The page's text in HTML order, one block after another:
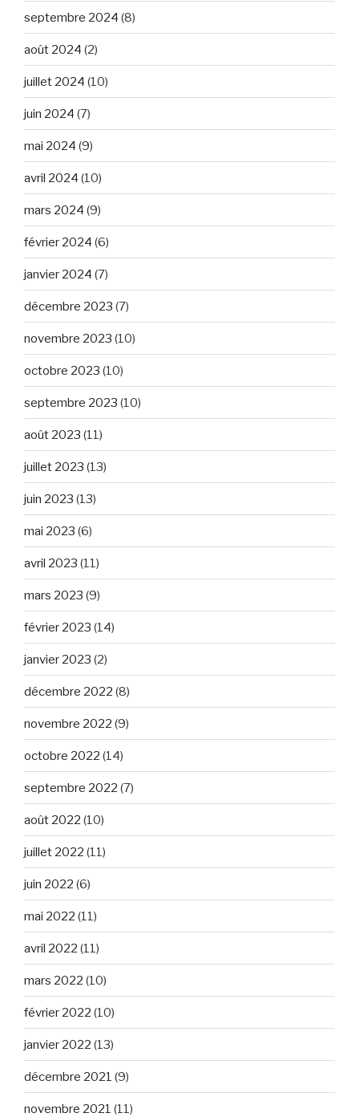
septembre 2024 (8)
août 2024 (2)
juillet 2024 (10)
juin 2024 (7)
mai 2024 (9)
avril 2024 (10)
mars 2024 (9)
février 2024 (6)
janvier 2024 (7)
décembre 2023 (7)
novembre 2023 (10)
octobre 2023 (10)
septembre 2023 (10)
août 2023 (11)
juillet 2023 (13)
juin 2023 (13)
mai 2023 (6)
avril 2023 (11)
mars 2023 (9)
février 2023 (14)
janvier 2023 (2)
décembre 2022 (8)
novembre 2022 (9)
octobre 2022 (14)
septembre 2022 (7)
août 2022 (10)
juillet 2022 (11)
juin 2022 (6)
mai 2022 (11)
avril 2022 (11)
mars 2022 (10)
février 2022 (10)
janvier 2022 (13)
décembre 2021 (9)
novembre 2021 (11)